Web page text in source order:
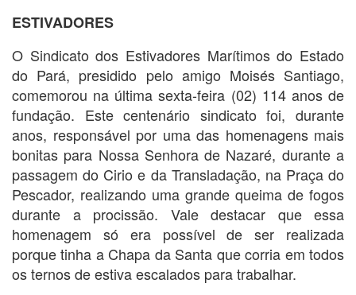
ESTIVADORES
O Sindicato dos Estivadores Marítimos do Estado
do Pará, presidido pelo amigo Moisés Santiago,
comemorou na última sexta-feira (02) 114 anos de
fundação. Este centenário sindicato foi, durante
anos, responsável por uma das homenagens mais
bonitas para Nossa Senhora de Nazaré, durante a
passagem do Cirio e da Transladação, na Praça do
Pescador, realizando uma grande queima de fogos
durante a procissão. Vale destacar que essa
homenagem só era possível de ser realizada
porque tinha a Chapa da Santa que corria em todos
os ternos de estiva escalados para trabalhar.